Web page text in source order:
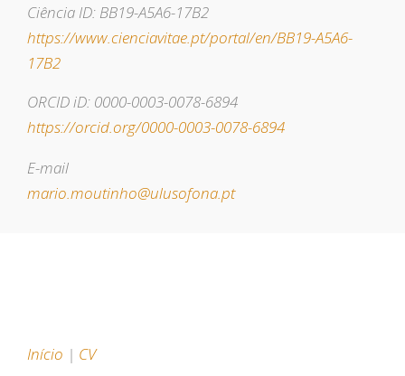
Ciência ID: BB19-A5A6-17B2
https://www.cienciavitae.pt/portal/en/BB19-A5A6-
17B2
ORCID iD: 0000-0003-0078-6894
https://orcid.org/0000-0003-0078-6894
E-mail
mario.moutinho@ulusofona.pt
Início | CV